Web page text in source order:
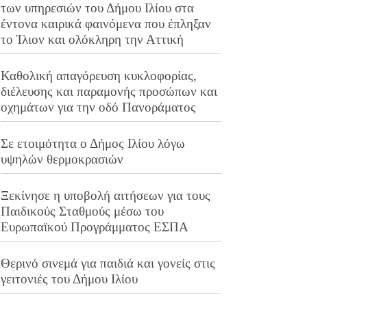
των υπηρεσιών του Δήμου Ιλίου στα
έντονα καιρικά φαινόμενα που έπληξαν
το Ίλιον και ολόκληρη την Αττική
Καθολική απαγόρευση κυκλοφορίας,
διέλευσης και παραμονής προσώπων και
οχημάτων για την οδό Πανοράματος
Σε ετοιμότητα ο Δήμος Ιλίου λόγω
υψηλών θερμοκρασιών
Ξεκίνησε η υποβολή αιτήσεων για τους
Παιδικούς Σταθμούς μέσω του
Ευρωπαϊκού Προγράμματος ΕΣΠΑ
Θερινό σινεμά για παιδιά και γονείς στις
γειτονιές του Δήμου Ιλίου